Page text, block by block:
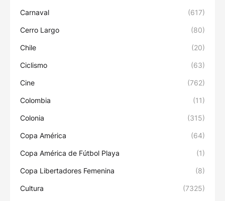
Carnaval (617)
Cerro Largo (80)
Chile (20)
Ciclismo (63)
Cine (762)
Colombia (11)
Colonia (315)
Copa América (64)
Copa América de Fútbol Playa (1)
Copa Libertadores Femenina (8)
Cultura (7325)